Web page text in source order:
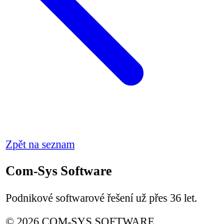
Zpět na seznam
Com-Sys Software
Podnikové softwarové řešení už přes 36 let.